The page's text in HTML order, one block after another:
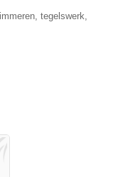
tegelswerk,